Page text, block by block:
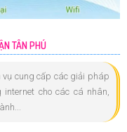
TÂN PHÚ
vụ cung cấp các giải pháp
cho các cá nhân,